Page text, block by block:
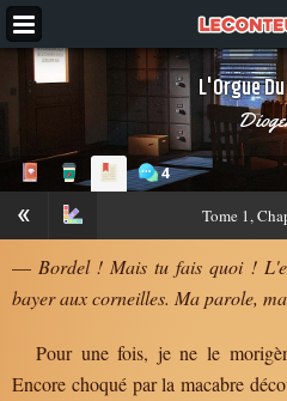
L'Orgue
4
« Tome 1,
— Bordel ! Mais tu fais quoi !
bayer aux corneilles. Ma parole,
Pour une fois, je ne le
Encore choqué par la macabre